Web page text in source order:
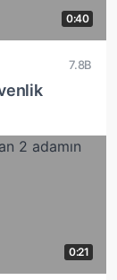
0:40
7.8B
0:21